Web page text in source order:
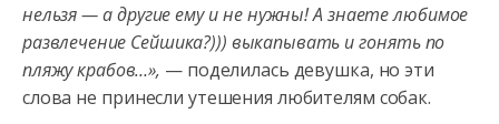
нельзя — а другие ему и не нужны! А знаете любимое
развлечение Сейшика?))) выкапывать и гонять по
пляжу крабов…», — поделилась девушка, но эти
слова не принесли утешения любителям собак.